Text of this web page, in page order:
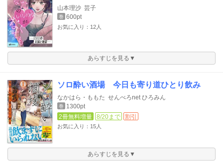
山本理沙 芸子
巻 600pt
お気に入り：12人
あらすじを見る▼
ソロ酔い酒場 今日も寄り道ひとり飲み
なかはら・ももた せんべろnet ひろみん
巻
1300pt
2冊無料増量
8/20まで 割引
お気に入り：15人
あらすじを見る▼